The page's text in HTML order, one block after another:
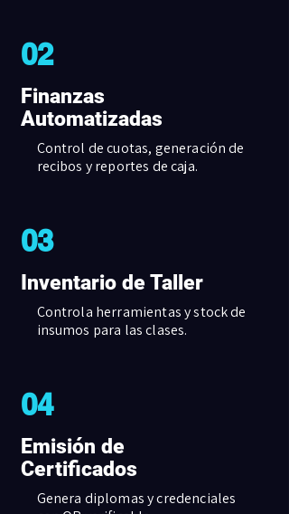
02
Finanzas
Automatizadas
Control de cuotas, generación de
recibos y reportes de caja.
03
Inventario de Taller
Controla herramientas y stock de
insumos para las clases.
04
Emisión de
Certificados
Genera diplomas y credenciales